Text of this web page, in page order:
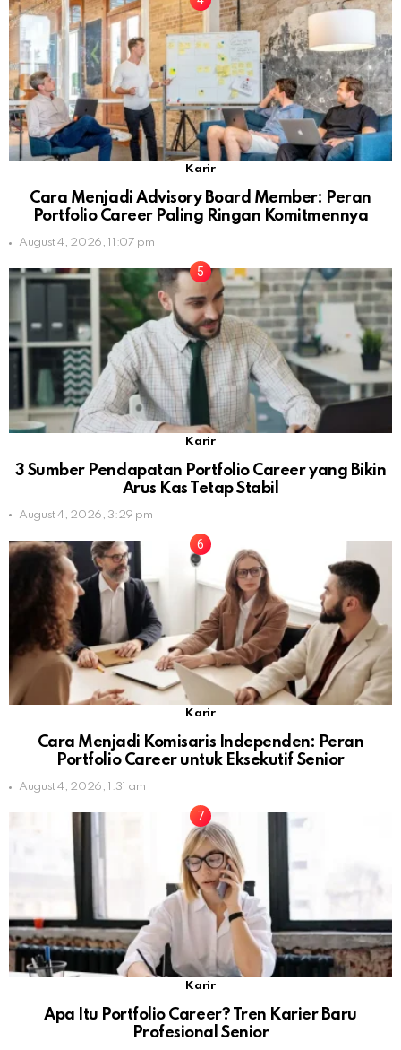
Karir
Cara Menjadi Advisory Board Member: Peran
Portfolio Career Paling Ringan Komitmennya
August 4, 2026, 11:07 pm
Karir
3 Sumber Pendapatan Portfolio Career yang Bikin
Arus Kas Tetap Stabil
August 4, 2026, 3:29 pm
Karir
Cara Menjadi Komisaris Independen: Peran
Portfolio Career untuk Eksekutif Senior
August 4, 2026, 1:31 am
Karir
Apa Itu Portfolio Career? Tren Karier Baru
Profesional Senior